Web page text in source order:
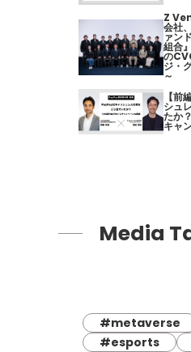
Z
会社
ァン
組合
の
ジ・
～
【前
シュ
たか
キャ
Media
#metaverse
#esports